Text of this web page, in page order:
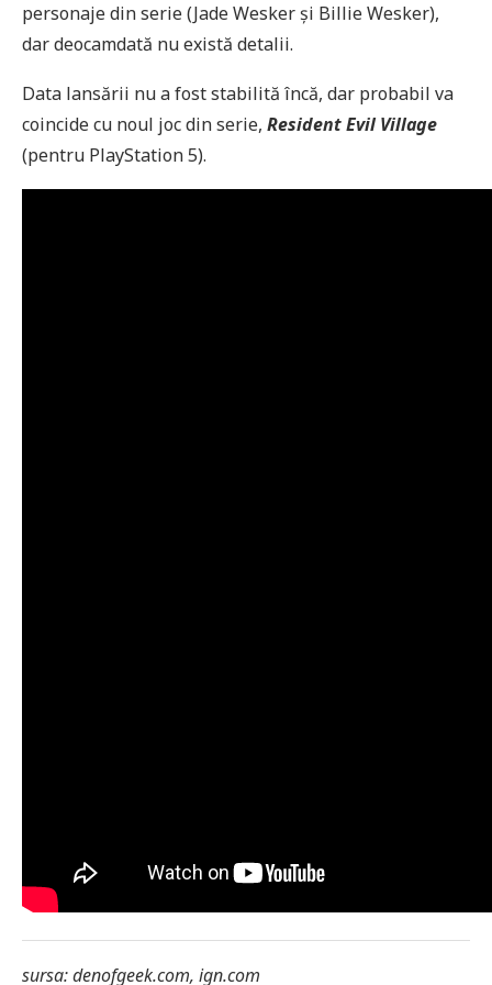
personaje din serie (Jade Wesker și Billie Wesker),
dar deocamdată nu există detalii.
Data lansării nu a fost stabilită încă, dar probabil va
coincide cu noul joc din serie, Resident Evil Village
(pentru PlayStation 5).
sursa: denofgeek.com, ign.com